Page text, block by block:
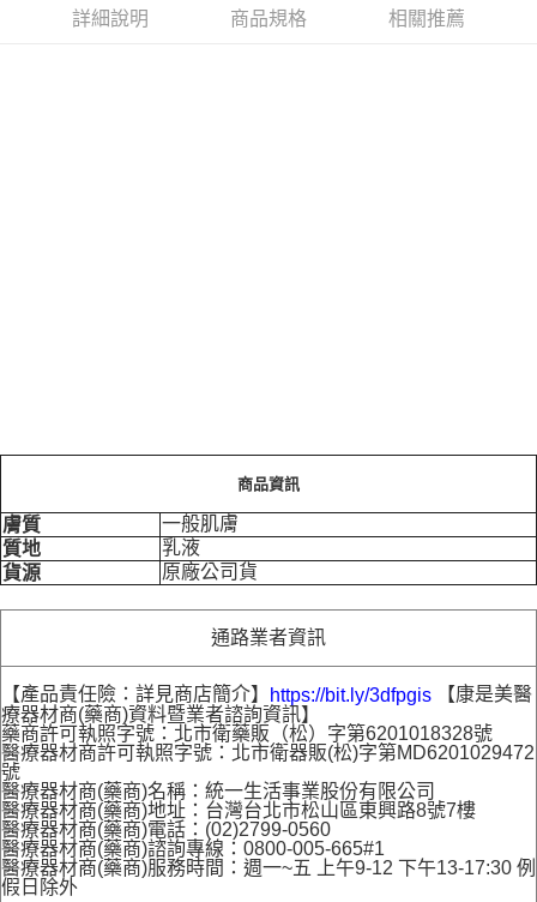
詳細說明 商品規格 相關推薦
商品資訊
膚質
一般肌膚
質地
乳液
貨源
原廠公司貨
通路業者資訊
【產品責任險：詳見商店簡介】 https://bit.ly/3dfpgis 【康是美醫
療器材商(藥商)資料暨業者諮詢資訊】
藥商許可執照字號：北市衛藥販（松）字第6201018328號
醫療器材商許可執照字號：北市衛器販(松)字第MD6201029472
號
醫療器材商(藥商)名稱：統一生活事業股份有限公司
醫療器材商(藥商)地址：台灣台北市松山區東興路8號7樓
醫療器材商(藥商)電話：(02)2799-0560
醫療器材商(藥商)諮詢專線：0800-005-665#1
醫療器材商(藥商)服務時間：週一~五 上午9-12 下午13-17:30 例
假日除外